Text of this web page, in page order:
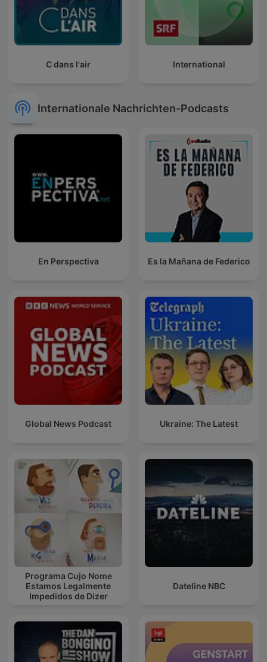
C dans l'air International
Internationale Nachrichten-Podcasts
En Perspectiva Es la Mañana de Federico
Global News Podcast Ukraine: The Latest
Programa Cujo Nome
Estamos Legalmente
Impedidos de Dizer
Dateline NBC